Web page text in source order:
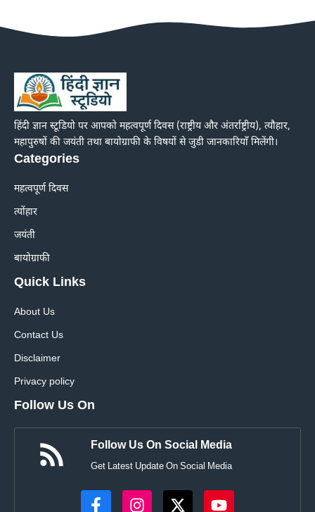
हिंदी ज्ञान स्टूडियो पर आपको महत्वपूर्ण दिवस (राष्ट्रीय और अंतर्राष्ट्रीय), त्यौहार,
महापुरुषों की जयंती तथा बायोग्राफी के विषयों से जुडी जानकारियाँ मिलेंगी।
Categories
महत्वपूर्ण दिवस
त्योंहार
जयंती
बायोग्राफी
Quick Links
About Us
Contact Us
Disclaimer
Privacy policy
Follow Us On
Follow Us On Social Media
Get Latest Update On Social Media